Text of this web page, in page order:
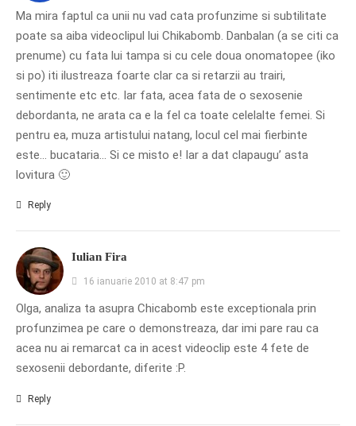
Ma mira faptul ca unii nu vad cata profunzime si subtilitate
poate sa aiba videoclipul lui Chikabomb. Danbalan (a se citi ca
prenume) cu fata lui tampa si cu cele doua onomatopee (iko
si po) iti ilustreaza foarte clar ca si retarzii au trairi,
sentimente etc etc. Iar fata, acea fata de o sexosenie
debordanta, ne arata ca e la fel ca toate celelalte femei. Si
pentru ea, muza artistului natang, locul cel mai fierbinte
este… bucataria… Si ce misto e! Iar a dat clapaugu’ asta
lovitura 🙂
Reply
Iulian Fira
16 ianuarie 2010 at 8:47 pm
Olga, analiza ta asupra Chicabomb este exceptionala prin
profunzimea pe care o demonstreaza, dar imi pare rau ca
acea nu ai remarcat ca in acest videoclip este 4 fete de
sexosenii debordante, diferite :P.
Reply